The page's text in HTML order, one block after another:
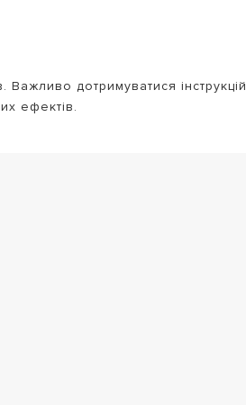
дотримуватися інструкцій
ефектів.